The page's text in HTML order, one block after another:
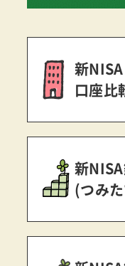
新NISA
口座比
新
(つみ